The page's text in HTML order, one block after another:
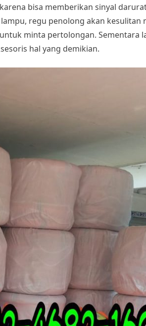
bisa memberikan sinyal
regu penolong akan kesulitan
minta pertolongan.
hal yang demikian.